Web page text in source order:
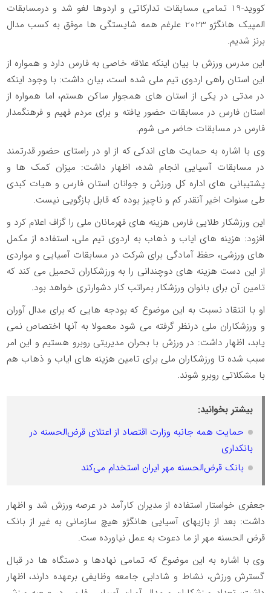
کووید-19 تمامی مسابقات تدارکاتی و اردوها لغو شد و درمسابقات
المپیک هانگژو 2023 علرغم همه شایستگی ها موفق به کسب مدال
برنز شدیم.
این مدرس ورزش با بیان اینکه علاقه خاصی به فارس دارد و همواره از
این استان راهی اردوی تیم ملی شده است، بیان داشت: با وجود اینکه
در مدتی در یکی از استان های همجوار ساکن هستم، اما همواره از
استان فارس در مسابقات حضور یافته و برای مردم فهیم و فرهنگمدار
فارس در مسابقات حاضر می شوم.
وی با اشاره به حمایت های اندکی که از او در راستای حضور قدرتمند
در مسابقات آسیایی انجام شده، اظهار داشت: میزان کمک ها و
پشتیبانی های اداره کل ورزش و جوانان استان فارس و هیات کبدی
طی سنوات اخیر آنقدر کم و ناچیز بوده که قابل بازگویی نیست.
این ورزشکار طلایی فارس هزینه های قهرمانان ملی را گزاف اعلام کرد و
افزود: هزینه های ایاب و ذهاب به اردوی تیم ملی، استفاده از مکمل
های ورزشی، حفظ آمادگی برای شرکت در مسابقات آسیایی و مواردی
از این دست هزینه های دوچندانی را به ورزشکاران تحمیل می کند که
تامین آن برای بانوان ورزشکار بمراتب کار دشوارتری خواهد بود.
او با انتقاد نسبت به این موضوع که بودجه هایی که برای مدال آوران
و ورزشکاران ملی درنظر گرفته می شود معمولا به آنها اختصاص نمی
یابد، اظهار داشت: در ورزش با بحران مدیریتی روبرو هستیم و این امر
سبب شده تا ورزشکاران ملی برای تامین هزینه های ایاب و ذهاب هم
با مشکلاتی روبرو شوند.
بیشتر بخوانید:
حمایت همه جانبه وزارت اقتصاد از اعتلای قرض‌الحسنه در
بانکداری
بانک قرض‌الحسنه مهر ایران استخدام می‌کند
جعفری خواستار استفاده از مدیران کارآمد در عرصه ورزش شد و اظهار
داشت: بعد از بازیهای آسیایی هانگژو هیچ سازمانی به غیر از بانک
قرض الحسنه مهر از ما دعوت به عمل نیاورده ست.
وی با اشاره به این موضوع که تمامی نهادها و دستگاه ها در قبال
گسترش ورزش، نشاط و شادابی جامعه وظایفی برعهده دارند، اظهار